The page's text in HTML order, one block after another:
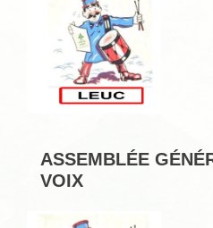
ASSEMBLÉE
VOIX